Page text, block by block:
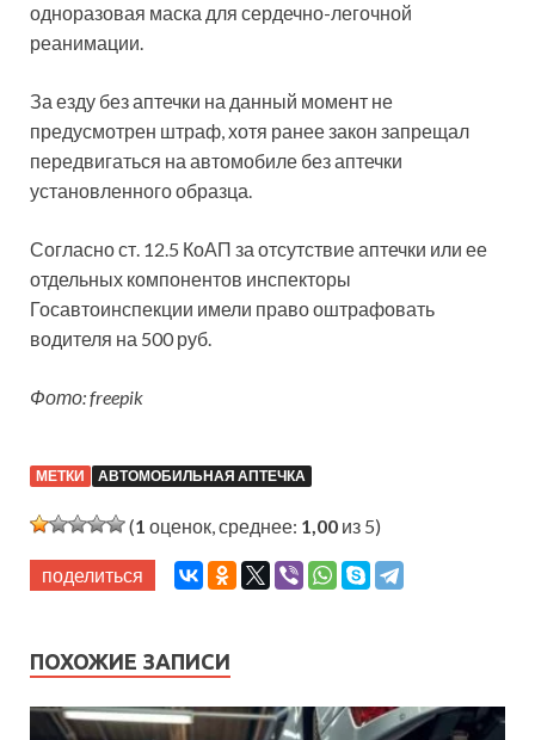
одноразовая маска для сердечно-легочной
реанимации.
За езду без аптечки на данный момент не
предусмотрен штраф, хотя ранее закон запрещал
передвигаться на автомобиле без аптечки
установленного образца.
Согласно ст. 12.5 КоАП за отсутствие аптечки или ее
отдельных компонентов инспекторы
Госавтоинспекции имели право оштрафовать
водителя на 500 руб.
Фото: freepik
МЕТКИ АВТОМОБИЛЬНАЯ АПТЕЧКА
(1 оценок, среднее: 1,00 из 5)
поделиться
ПОХОЖИЕ ЗАПИСИ